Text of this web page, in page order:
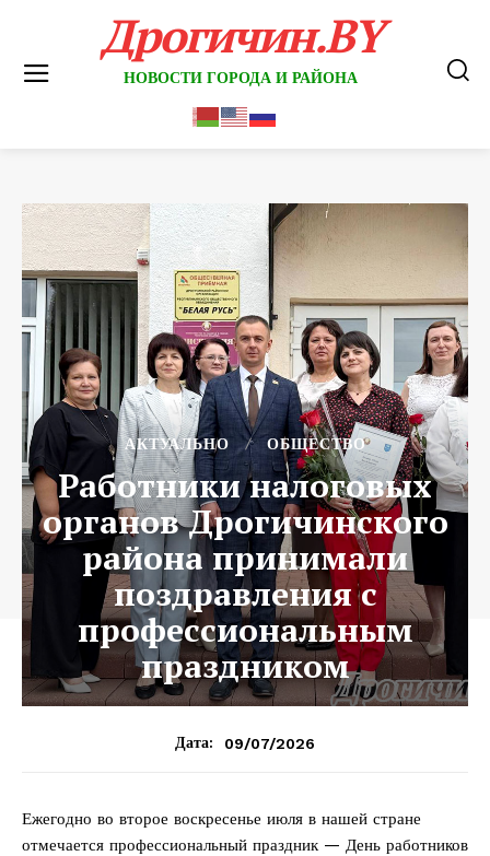
Дрогичин.BY
НОВОСТИ ГОРОДА И РАЙОНА
АКТУАЛЬНО ОБЩЕСТВО
Работники налоговых
органов Дрогичинского
района принимали
поздравления с
профессиональным
праздником
Дата: 09/07/2026
Ежегодно во второе воскресенье июля в нашей стране
отмечается профессиональный праздник — День работников